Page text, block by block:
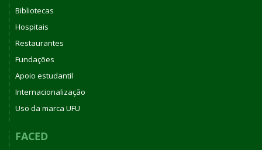
Bibliotecas
Hospitais
Restaurantes
Fundações
Apoio estudantil
Internacionalização
Uso da marca UFU
FACED